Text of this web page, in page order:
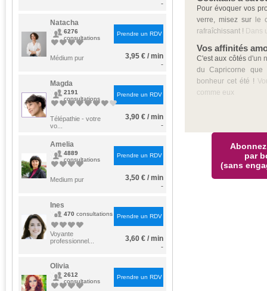
-
Natacha
6276
consultations
Médium pur
Prendre un RDV
3,95 € / min
-
Magda
2191
consultations
Télépathie - votre
vo...
Prendre un RDV
3,90 € / min
-
Amelia
4889
consultations
Medium pur
Prendre un RDV
3,50 € / min
-
Ines
470 consultations
Voyante
professionnel...
Prendre un RDV
3,60 € / min
-
Olivia
2612
consultations
Prendre un RDV
Pour évoquer vos
verre, misez sur le
rafraîchissant ! Dans
Vos affinités
C'est aux côtés d'un
du Capricorne que
bonheur cet été !
comme eux
par
(sans